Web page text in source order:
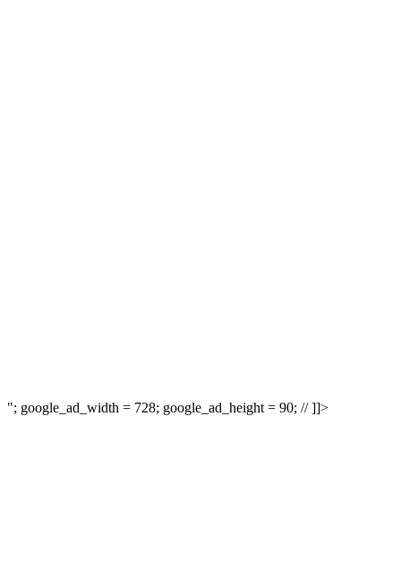
"; google_ad_width = 728; google_ad_height = 90; // ]]>